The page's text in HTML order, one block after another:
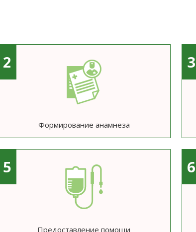
2
Формирование анамнеза
3
5
Предоставление помощи
6